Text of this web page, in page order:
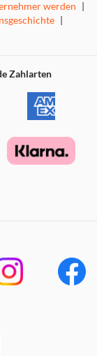
werden |
|
Zahlarten